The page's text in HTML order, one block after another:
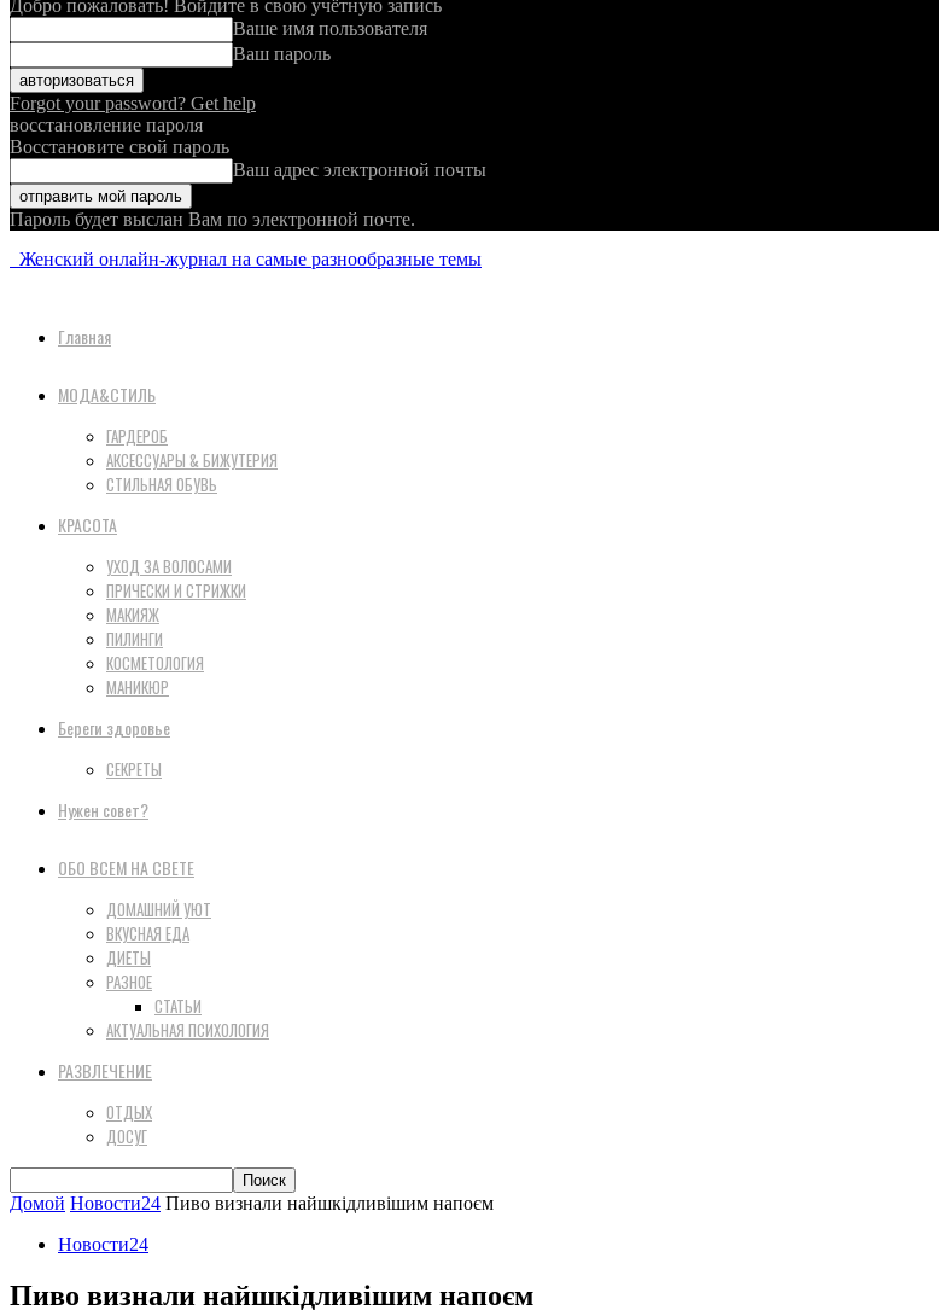
Добро пожаловать! Войдите в свою учётную запись
Ваше имя пользователя
Ваш пароль
Forgot your password? Get help
восстановление пароля
Восстановите свой пароль
Ваш адрес электронной почты
Пароль будет выслан Вам по электронной почте.
Женский онлайн-журнал на самые разнообразные темы
Главная
МОДА&СТИЛЬ
ГАРДЕРОБ
АКСЕССУАРЫ & БИЖУТЕРИЯ
СТИЛЬНАЯ ОБУВЬ
КРАСОТА
УХОД ЗА ВОЛОСАМИ
ПРИЧЕСКИ И СТРИЖКИ
МАКИЯЖ
ПИЛИНГИ
КОСМЕТОЛОГИЯ
МАНИКЮР
Береги здоровье
СЕКРЕТЫ
Нужен совет?
ОБО ВСЕМ НА СВЕТЕ
ДОМАШНИЙ УЮТ
ВКУСНАЯ ЕДА
ДИЕТЫ
РАЗНОЕ
СТАТЬИ
АКТУАЛЬНАЯ ПСИХОЛОГИЯ
РАЗВЛЕЧЕНИЕ
ОТДЫХ
ДОСУГ
Домой Новости24 Пиво визнали найшкідливішим напоєм
Новости24
Пиво визнали найшкідливішим напоєм